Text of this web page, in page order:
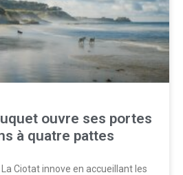
ouvre ses portes
à quatre pattes
La Ciotat innove en accueillant les